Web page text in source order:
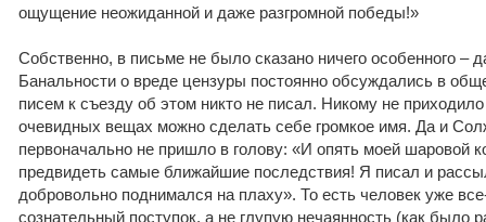
ощущение неожиданной и даже разгромной победы!»
Собственно, в письме не было сказано ничего особенного –
Банальности о вреде цензуры постоянно обсуждались в
писем к съезду об этом никто не писал. Никому не приходило
очевидных вещах можно сделать себе громкое имя. Да и
первоначально не пришло в голову: «И опять моей шаровой
предвидеть самые ближайшие последствия! Я писал и
добровольно поднимался на плаху». То есть человек уже
сознательный поступок, а не глупую нечаянность (как было